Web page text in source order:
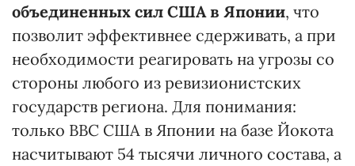
объединенных сил США в Японии, что
позволит эффективнее сдерживать, а при
необходимости реагировать на угрозы со
стороны любого из ревизионистских
государств региона. Для понимания:
только ВВС США в Японии на базе Йокота
насчитывают 54 тысячи личного состава, а